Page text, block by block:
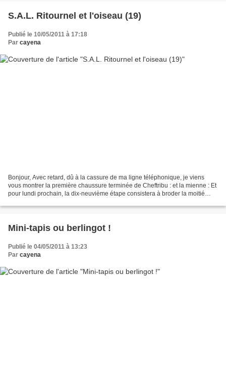
S.A.L. Ritournel et l'oiseau (19)
Publié le 10/05/2011 à 17:18
Par cayena
Bonjour, Avec retard, dû à la cassure de ma ligne téléphonique, je viens
vous montrer la première chaussure terminée de Cheftribu : et la mienne : Et
pour lundi prochain, la dix-neuvième étape consistera à broder la moitié
Mini-tapis ou berlingot !
Publié le 04/05/2011 à 13:23
Par cayena